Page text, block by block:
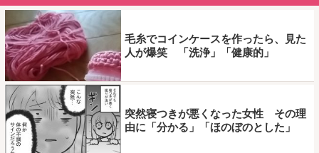
毛糸でコインケースを作ったら、見た
人が爆笑 「洗浄」「健康的」
突然寝つきが悪くなった女性 その理
由に「分かる」「ほのぼのとした」